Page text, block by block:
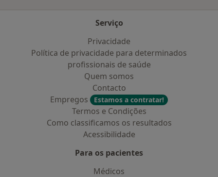
Serviço
Privacidade
Política de privacidade para determinados
profissionais de saúde
Quem somos
Contacto
Empregos
Estamos a contratar!
Termos e Condições
Como classificamos os resultados
Acessibilidade
Para os pacientes
Médicos